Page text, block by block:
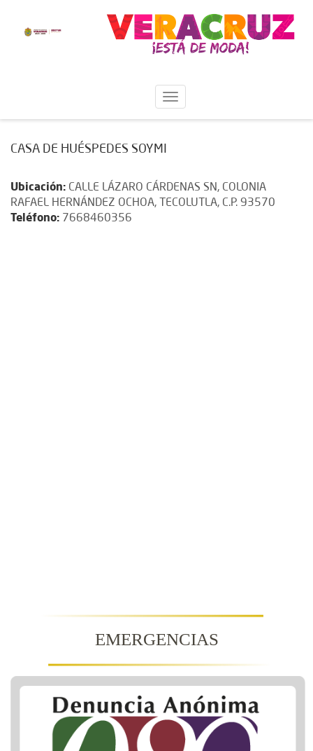
CASA DE HUÉSPEDES SOYMI
Ubicación: CALLE LÁZARO CÁRDENAS SN, COLONIA
RAFAEL HERNÁNDEZ OCHOA, TECOLUTLA, C.P. 93570
Teléfono: 7668460356
EMERGENCIAS